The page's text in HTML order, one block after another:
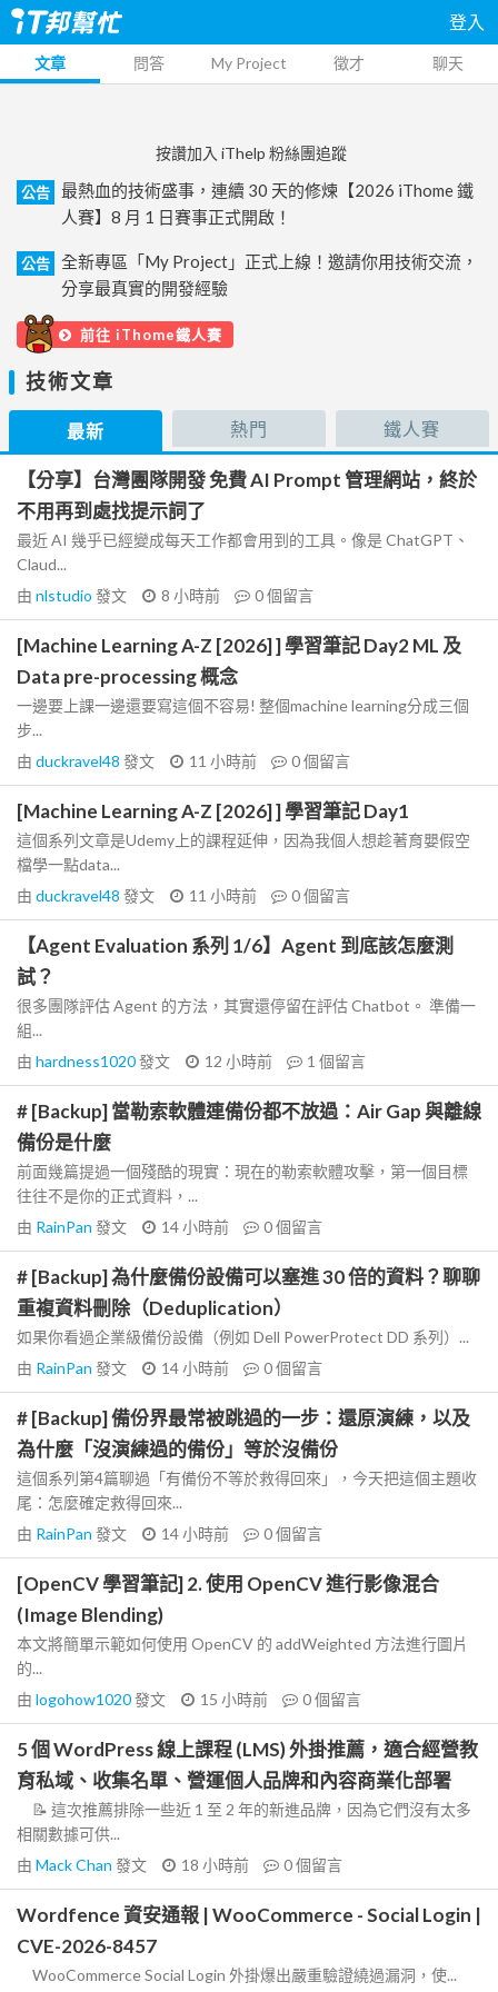
登入
文章 問答 My Project 徵才 聊天
按讚加入 iThelp 粉絲團追蹤
公告
最熱血的技術盛事，連續 30 天的修煉【2026 iThome 鐵
人賽】8 月 1 日賽事正式開啟！
公告
全新專區「My Project」正式上線！邀請你用技術交流，
分享最真實的開發經驗
前往 iThome鐵人賽
技術文章
最新 熱門 鐵人賽
【分享】台灣團隊開發 免費 AI Prompt 管理網站，終於
不用再到處找提示詞了
最近 AI 幾乎已經變成每天工作都會用到的工具。像是 ChatGPT、
Claud...
由 nlstudio 發文 8 小時前 0個留言
[Machine Learning A-Z [2026] ] 學習筆記 Day2 ML 及
Data pre-processing 概念
一邊要上課一邊還要寫這個不容易! 整個machine learning分成三個
步...
由 duckravel48 發文 11 小時前 0個留言
[Machine Learning A-Z [2026] ] 學習筆記 Day1
這個系列文章是Udemy上的課程延伸，因為我個人想趁著育嬰假空
檔學一點data...
由 duckravel48 發文 11 小時前 0個留言
【Agent Evaluation 系列 1/6】Agent 到底該怎麼測
試？
很多團隊評估 Agent 的方法，其實還停留在評估 Chatbot。 準備一
組...
由 hardness1020發文 12 小時前 1 個留言
# [Backup] 當勒索軟體連備份都不放過：Air Gap 與離線
備份是什麼
前面幾篇提過一個殘酷的現實：現在的勒索軟體攻擊，第一個目標
往往不是你的正式資料，...
由 RainPan 發文 14 小時前 0個留言
# [Backup] 為什麼備份設備可以塞進 30 倍的資料？聊聊
重複資料刪除（Deduplication）
如果你看過企業級備份設備（例如 Dell PowerProtect DD 系列）...
由 RainPan 發文 14 小時前 0個留言
# [Backup] 備份界最常被跳過的一步：還原演練，以及
為什麼「沒演練過的備份」等於沒備份
這個系列第4篇聊過「有備份不等於救得回來」，今天把這個主題收
尾：怎麼確定救得回來...
由 RainPan 發文 14 小時前 0個留言
[OpenCV 學習筆記] 2. 使用 OpenCV 進行影像混合
(Image Blending)
本文將簡單示範如何使用 OpenCV 的 addWeighted 方法進行圖片
的...
由 logohow1020發文 15 小時前 0個留言
5 個 WordPress 線上課程 (LMS) 外掛推薦，適合經營教
育私域、收集名單、營運個人品牌和內容商業化部署
📝 這次推薦排除一些近 1 至 2 年的新進品牌，因為它們沒有太多
相關數據可供...
由 Mack Chan 發文 18 小時前 0個留言
Wordfence 資安通報 | WooCommerce - Social Login |
CVE-2026-8457
WooCommerce Social Login 外掛爆出嚴重驗證繞過漏洞，使...